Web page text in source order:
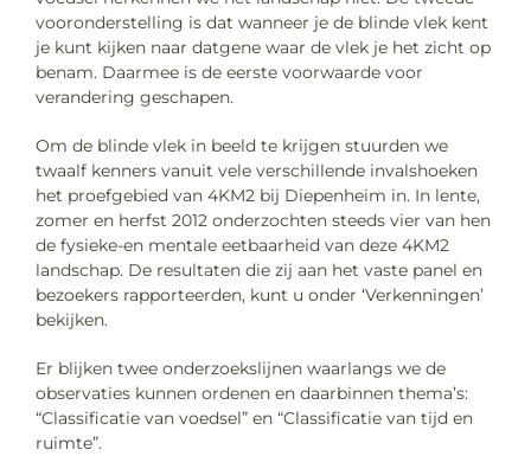
vooronderstelling is dat wanneer je de blinde vlek kent
je kunt kijken naar datgene waar de vlek je het zicht op
benam. Daarmee is de eerste voorwaarde voor
verandering geschapen.
Om de blinde vlek in beeld te krijgen stuurden we
twaalf kenners vanuit vele verschillende invalshoeken
het proefgebied van 4KM2 bij Diepenheim in. In lente,
zomer en herfst 2012 onderzochten steeds vier van hen
de fysieke-en mentale eetbaarheid van deze 4KM2
landschap. De resultaten die zij aan het vaste panel en
bezoekers rapporteerden, kunt u onder ‘Verkenningen’
bekijken.
Er blijken twee onderzoekslijnen waarlangs we de
observaties kunnen ordenen en daarbinnen thema’s:
“Classificatie van voedsel” en “Classificatie van tijd en
ruimte”.